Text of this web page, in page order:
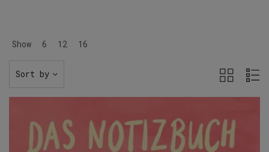
Show 6 12 16
Sort by